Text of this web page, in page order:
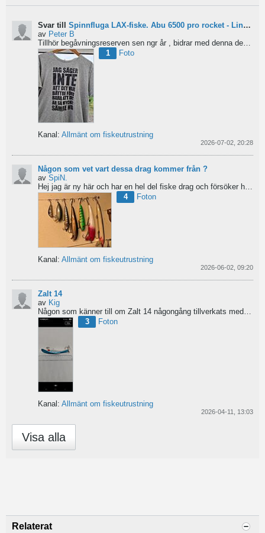
Svar till Spinnfluga LAX-fiske. Abu 6500 pro rocket - Lina för kort?
av Peter B
Tillhör begåvningsreserven sen ngr år , bidrar med denna devis.
1
Foto
Kanal: Allmänt om fiskeutrustning
2026-07-02, 20:28
Någon som vet vart dessa drag kommer från ?
av SpiN.
4
Foton
Kanal: Allmänt om fiskeutrustning
2026-06-02, 09:20
Zalt 14
av Kig
Någon som känner till om Zalt 14 någongång tillverkats med fenor?
3
Foton
Kanal: Allmänt om fiskeutrustning
2026-04-11, 13:03
Visa alla
Relaterat